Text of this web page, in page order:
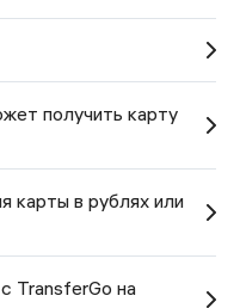
получить карту
карты в рублях или
TransferGo на